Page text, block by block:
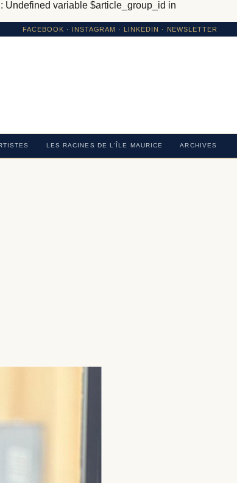
: Undefined variable $article_group_id in
FACEBOOK · INSTAGRAM · LINKEDIN · NEWSLETTER
LES RACINES DE L'ÎLE MAURICE ARCHIVES